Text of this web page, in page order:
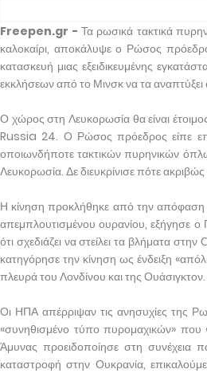
Freepen.gr -Τα ρωσικά τακτικά
καλοκαίρι, αποκάλυψε ο Ρώσος
κατασκευή μιας εξειδικευμένης
εκκλήσεων από το Μινσκ να τα
Ο χώρος στη Λευκορωσία θα είναι
Russia 24. Ο Ρώσος πρόεδρος είπε
οποιωνδήποτε τακτικών πυρηνικών
Λευκορωσία. Δε διευκρίνισε πότε
Η κίνηση προκλήθηκε από την απόφαση
απεμπλουτισμένου ουρανίου, εξήγησε ο
ότι σχεδιάζει να στείλει τα βλήματα
κατηγόρησε την κίνηση ως ένδειξη
πλευρά του Λονδίνου και της Ουάσιγκτον.
Οι ΗΠΑ απέρριψαν τις ανησυχίες της
«συνηθισμένο τύπο πυρομαχικών» που
Άμυνας προειδοποίησε στη συνέχεια
καταστροφή στην Ουκρανία,